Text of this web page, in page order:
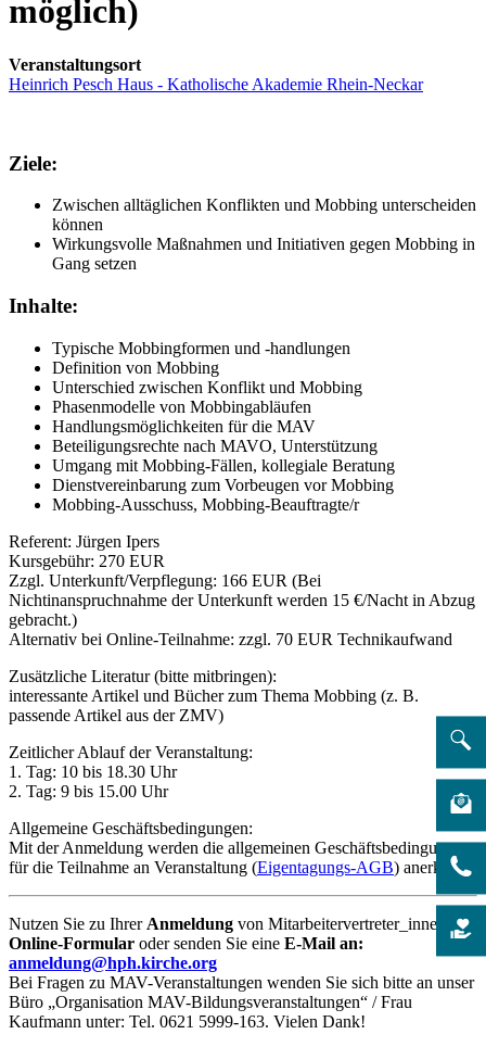
möglich)
Veranstaltungsort
Heinrich Pesch Haus - Katholische Akademie Rhein-Neckar
Ziele:
Zwischen alltäglichen Konflikten und Mobbing unterscheiden
können
Wirkungsvolle Maßnahmen und Initiativen gegen Mobbing in
Gang setzen
Inhalte:
Typische Mobbingformen und -handlungen
Definition von Mobbing
Unterschied zwischen Konflikt und Mobbing
Phasenmodelle von Mobbingabläufen
Handlungsmöglichkeiten für die MAV
Beteiligungsrechte nach MAVO, Unterstützung
Umgang mit Mobbing-Fällen, kollegiale Beratung
Dienstvereinbarung zum Vorbeugen vor Mobbing
Mobbing-Ausschuss, Mobbing-Beauftragte/r
Referent: Jürgen Ipers
Kursgebühr: 270 EUR
Zzgl. Unterkunft/Verpflegung: 166 EUR (Bei
Nichtinanspruchnahme der Unterkunft werden 15 €/Nacht in Abzug
gebracht.)
Alternativ bei Online-Teilnahme: zzgl. 70 EUR Technikaufwand
Zusätzliche Literatur (bitte mitbringen):
interessante Artikel und Bücher zum Thema Mobbing (z. B.
passende Artikel aus der ZMV)
Zeitlicher Ablauf der Veranstaltung:
1. Tag: 10 bis 18.30 Uhr
2. Tag: 9 bis 15.00 Uhr
Allgemeine Geschäftsbedingungen:
Mit der Anmeldung werden die allgemeinen Geschäftsbedingungen
für die Teilnahme an Veranstaltung (Eigentagungs-AGB) anerkannt.
Nutzen Sie zu Ihrer Anmeldung von Mitarbeitervertreter_innen das
Online-Formular oder senden Sie eine E-Mail an:
anmeldung@hph.kirche.org
Bei Fragen zu MAV-Veranstaltungen wenden Sie sich bitte an unser
Büro „Organisation MAV-Bildungsveranstaltungen“ / Frau
Kaufmann unter: Tel. 0621 5999-163. Vielen Dank!